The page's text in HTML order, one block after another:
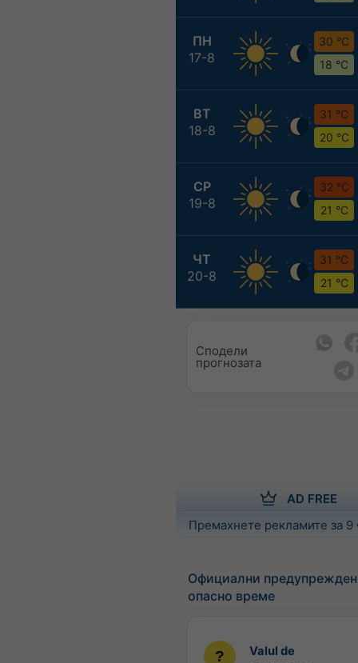
ПН
17-8
30 °C
18 °C
ВТ
18-8
31 °C
20 °C
СР
19-8
32 °C
21 °C
ЧТ
20-8
31 °C
21 °C
Сподели
прогнозата
AD FREE
Премахнете рекламите за
Официални
опасно време
Valul de